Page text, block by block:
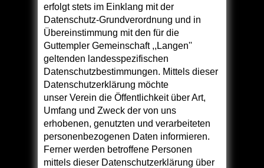
erfolgt stets im Einklang mit der
Datenschutz-Grundverordnung und in
Übereinstimmung mit den für die
Guttempler Gemeinschaft ,,Langen''
geltenden landesspezifischen
Datenschutzbestimmungen. Mittels dieser
Datenschutzerklärung möchte
unser Verein die Öffentlichkeit über Art,
Umfang und Zweck der von uns
erhobenen, genutzten und verarbeiteten
personenbezogenen Daten informieren.
Ferner werden betroffene Personen
mittels dieser Datenschutzerklärung über